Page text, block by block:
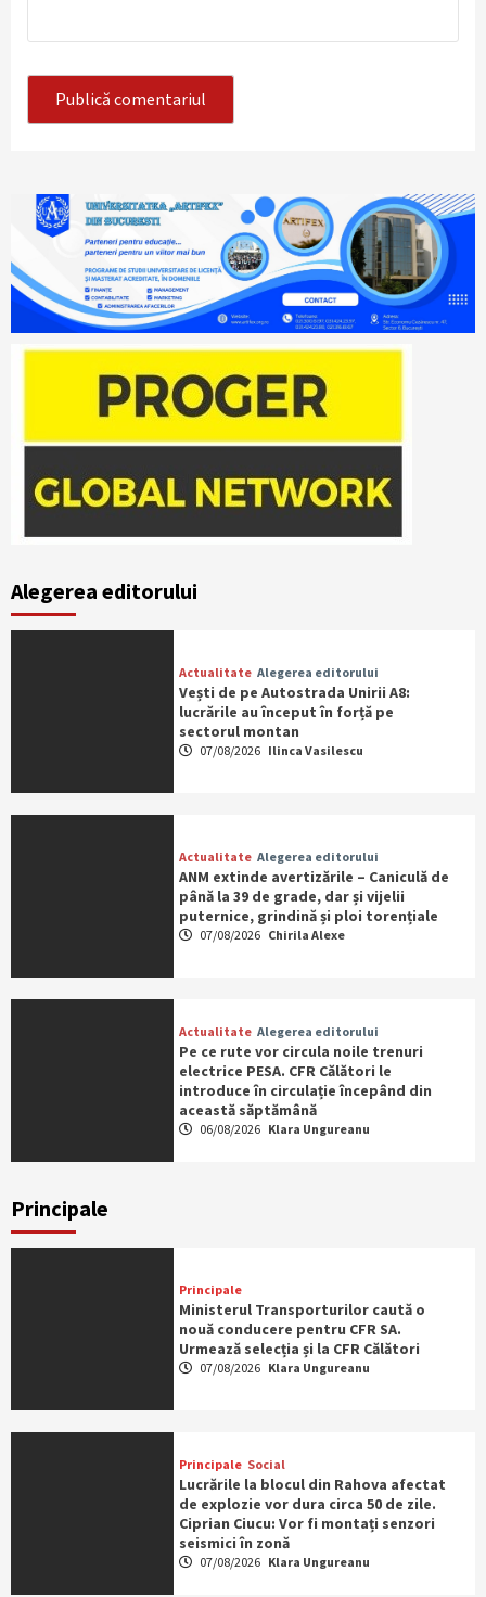
Alegerea editorului
Actualitate Alegerea editorului
Vești de pe Autostrada Unirii A8:
lucrările au început în forță pe
sectorul montan
07/08/2026 Ilinca Vasilescu
Actualitate Alegerea editorului
ANM extinde avertizările – Caniculă de
până la 39 de grade, dar și vijelii
puternice, grindină și ploi torențiale
07/08/2026 Chirila Alexe
Actualitate Alegerea editorului
Pe ce rute vor circula noile trenuri
electrice PESA. CFR Călători le
introduce în circulație începând din
această săptămână
06/08/2026 Klara Ungureanu
Principale
Principale
Ministerul Transporturilor caută o
nouă conducere pentru CFR SA.
Urmează selecția și la CFR Călători
07/08/2026 Klara Ungureanu
Principale Social
Lucrările la blocul din Rahova afectat
de explozie vor dura circa 50 de zile.
Ciprian Ciucu: Vor fi montați senzori
seismici în zonă
07/08/2026 Klara Ungureanu